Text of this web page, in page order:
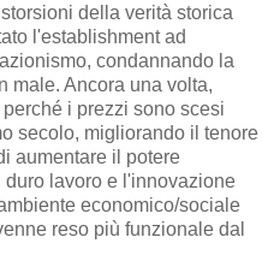
della verità storica
l'establishment ad
condannando la
male. Ancora una volta,
i prezzi sono scesi
secolo, migliorando il tenore
aumentare il potere
lavoro e l'innovazione
economico/sociale
reso più funzionale dal